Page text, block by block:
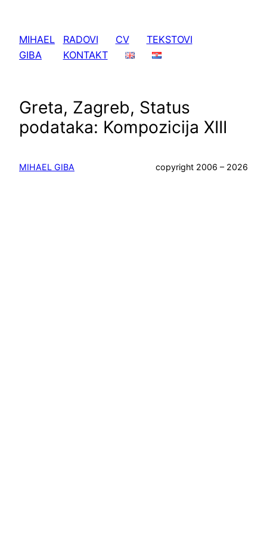
sadržaja
MIHAEL
GIBA
RADOVI CV
TEKSTOVI
KONTAKT
Greta, Zagreb, Status
podataka: Kompozicija XIII
MIHAEL GIBA copyright 2006 – 2026